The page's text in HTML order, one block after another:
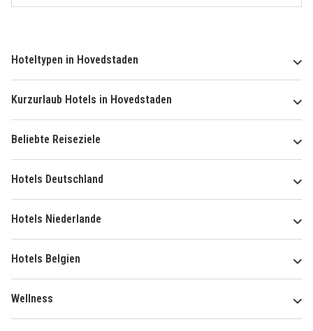
Hoteltypen in Hovedstaden
Kurzurlaub Hotels in Hovedstaden
Beliebte Reiseziele
Hotels Deutschland
Hotels Niederlande
Hotels Belgien
Wellness